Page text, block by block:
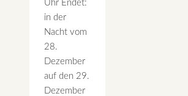
Uhr Endet:
in der
Nacht vom
28.
Dezember
auf den 29.
Dezember